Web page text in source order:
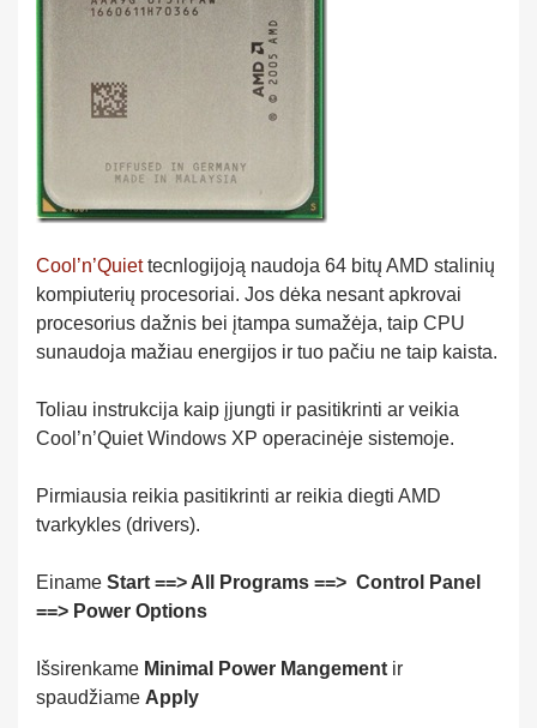
Cool’n’Quiettecnlogijoją naudoja 64 bitų AMD stalinių
kompiuterių procesoriai. Jos dėka nesant apkrovai
procesorius dažnis bei įtampa sumažėja, taip CPU
sunaudoja mažiau energijos ir tuo pačiu ne taip kaista.
Toliau instrukcija kaip įjungti ir pasitikrinti ar veikia
Cool’n’Quiet Windows XP operacinėje sistemoje.
Pirmiausia reikia pasitikrinti ar reikia diegti AMD
tvarkykles (drivers).
Einame Start ==> All Programs ==> Control Panel
==> Power Options
Išsirenkame Minimal Power Mangement ir
spaudžiame Apply